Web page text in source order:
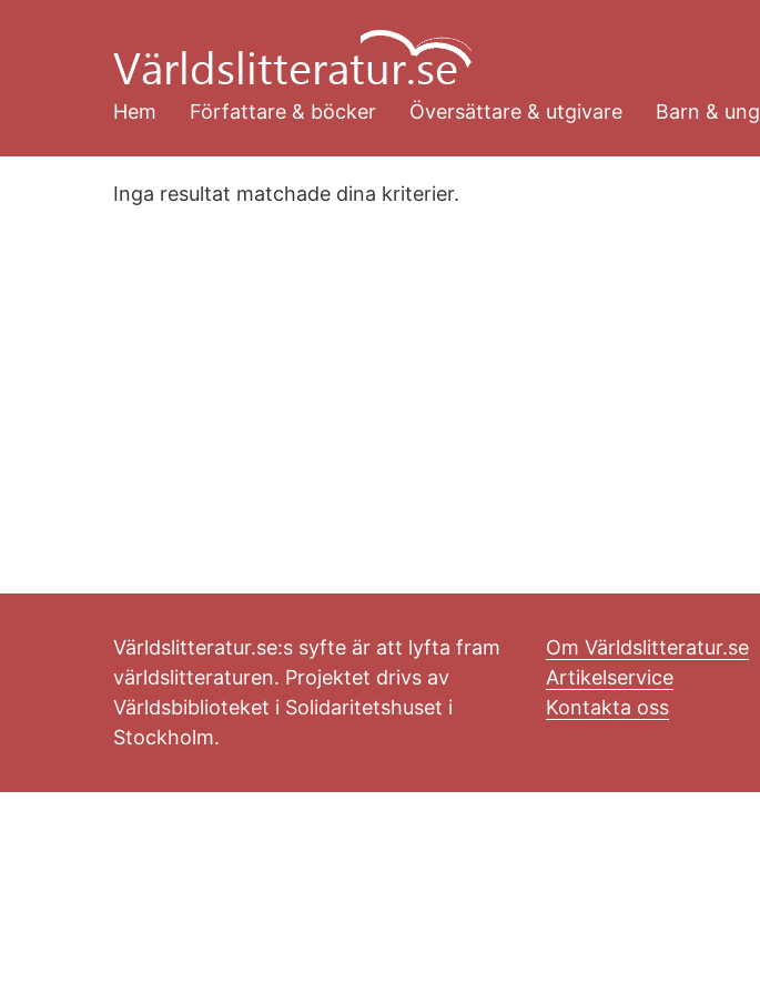
huvudinnehåll
Hem
Författare & böcker Översättare & utgivare Barn & ung
Inga resultat matchade dina kriterier.
Världslitteratur.se:s syfte är att lyfta fram
världslitteraturen. Projektet drivs av
Världsbiblioteket i Solidaritetshuset i
Stockholm.
Om Världslitteratur.se
Artikelservice
Kontakta oss